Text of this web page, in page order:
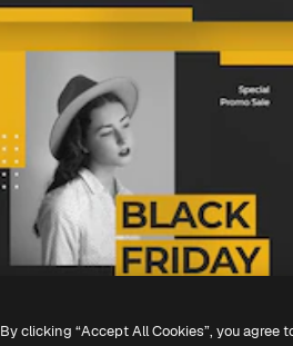
By clicking “Accept All Cookies”, you